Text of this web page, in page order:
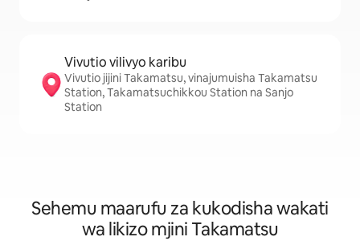
Vivutio vilivyo karibu
Vivutio jijini Takamatsu, vinajumuisha Takamatsu
Station, Takamatsuchikkou Station na Sanjo
Station
Sehemu maarufu za kukodisha wakati
wa likizo mjini Takamatsu